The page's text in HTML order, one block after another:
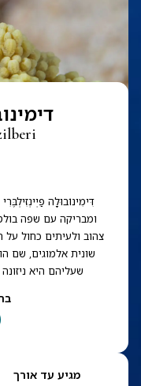
דִּימִינוֹבוּלָה
ומבריקה עם שפה
צהוב ולעיתים כחול על
שונית אלמוגים, שם
שעליהם היא
מגיע עד אורך